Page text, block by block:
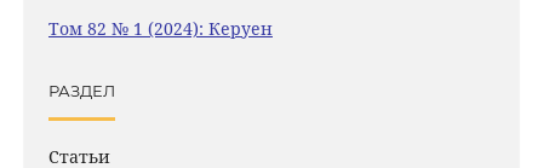
Том 82 № 1 (2024): Керуен
РАЗДЕЛ
Статьи